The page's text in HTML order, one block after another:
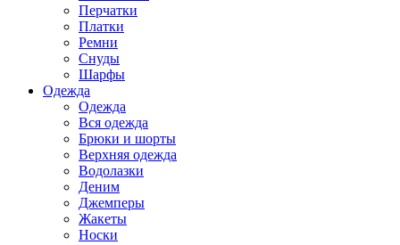
Перчатки
Платки
Ремни
Снуды
Шарфы
Одежда
Одежда
Вся одежда
Брюки и шорты
Верхняя одежда
Водолазки
Деним
Джемперы
Жакеты
Носки